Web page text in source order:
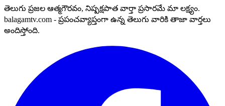
తెలుగు ప్రజల ఆత్మగౌరవం, నిష్పక్షపాత వార్తా ప్రసారమే మా లక్ష్యం.
balagamtv.com - ప్రపంచవ్యాప్తంగా ఉన్న తెలుగు వారికి తాజా వార్తలు
అందిస్తోంది.